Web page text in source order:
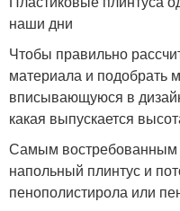
наши дни
Чтобы правильно
материала и подобрать
вписывающуюся в
какая выпускается
Самым востребованным
напольный плинтус и
пенополистирола или